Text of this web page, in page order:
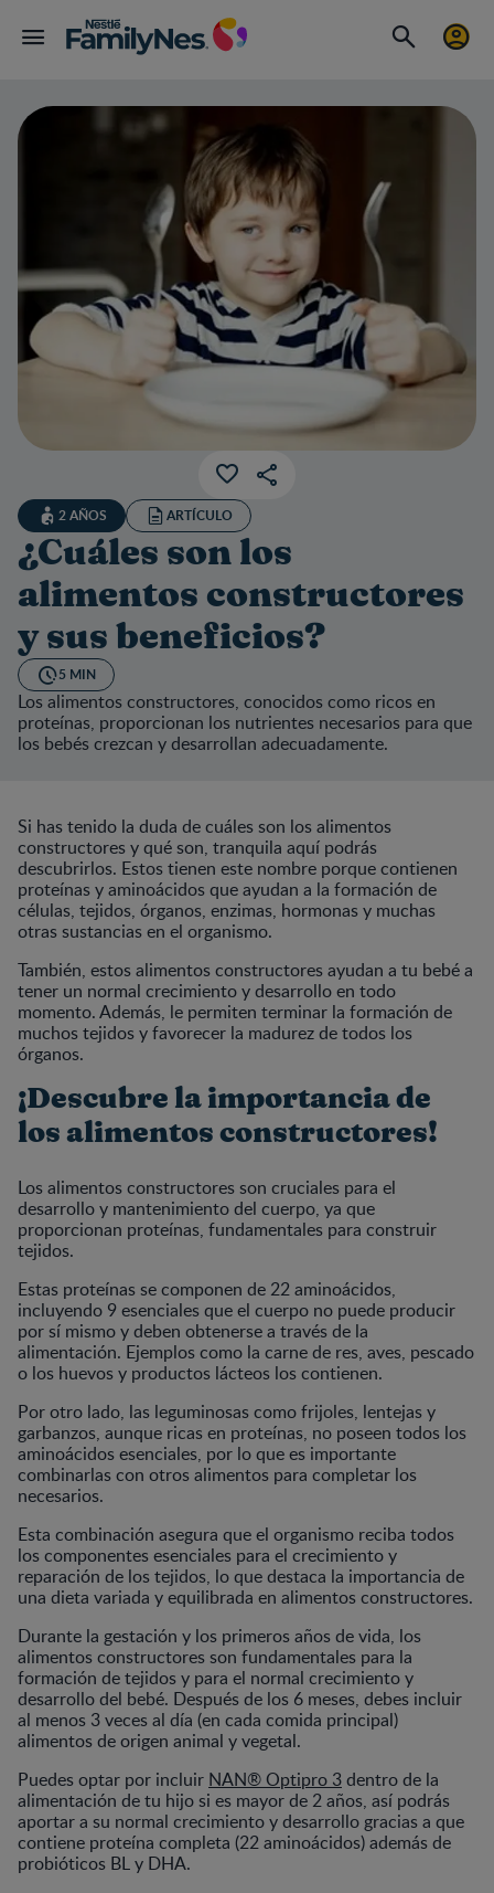
2 AÑOS ARTÍCULO
¿Cuáles son los
alimentos constructores
y sus beneficios?
5 MIN
Los alimentos constructores, conocidos como ricos en
proteínas, proporcionan los nutrientes necesarios para que
los bebés crezcan y desarrollan adecuadamente.
Si has tenido la duda de cuáles son los alimentos
constructores y qué son, tranquila aquí podrás
descubrirlos. Estos tienen este nombre porque contienen
proteínas y aminoácidos que ayudan a la formación de
células, tejidos, órganos, enzimas, hormonas y muchas
otras sustancias en el organismo.
También, estos alimentos constructores ayudan a tu bebé a
tener un normal crecimiento y desarrollo en todo
momento. Además, le permiten terminar la formación de
muchos tejidos y favorecer la madurez de todos los
órganos.
¡Descubre la importancia de
los alimentos constructores!
Los alimentos constructores son cruciales para el
desarrollo y mantenimiento del cuerpo, ya que
proporcionan proteínas, fundamentales para construir
tejidos.
Estas proteínas se componen de 22 aminoácidos,
incluyendo 9 esenciales que el cuerpo no puede producir
por sí mismo y deben obtenerse a través de la
alimentación. Ejemplos como la carne de res, aves, pescado
o los huevos y productos lácteos los contienen.
Por otro lado, las leguminosas como frijoles, lentejas y
garbanzos, aunque ricas en proteínas, no poseen todos los
aminoácidos esenciales, por lo que es importante
combinarlas con otros alimentos para completar los
necesarios.
Esta combinación asegura que el organismo reciba todos
los componentes esenciales para el crecimiento y
reparación de los tejidos, lo que destaca la importancia de
una dieta variada y equilibrada en alimentos constructores.
Durante la gestación y los primeros años de vida, los
alimentos constructores son fundamentales para la
formación de tejidos y para el normal crecimiento y
desarrollo del bebé. Después de los 6 meses, debes incluir
al menos 3 veces al día (en cada comida principal)
alimentos de origen animal y vegetal.
Puedes optar por incluir NAN® Optipro 3dentro de la
alimentación de tu hijo si es mayor de 2 años, así podrás
aportar a su normal crecimiento y desarrollo gracias a que
contiene proteína completa (22 aminoácidos) además de
probióticos BL y DHA.